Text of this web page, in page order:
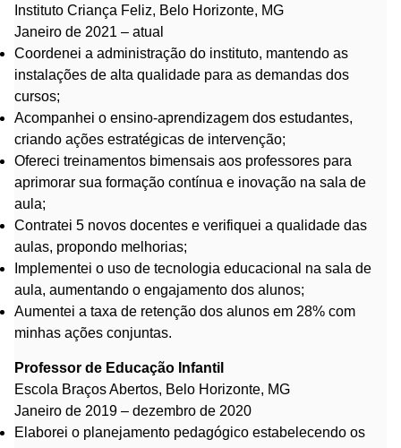
Instituto Criança Feliz, Belo Horizonte, MG
Janeiro de 2021 – atual
Coordenei a administração do instituto, mantendo as
instalações de alta qualidade para as demandas dos
cursos;
Acompanhei o ensino-aprendizagem dos estudantes,
criando ações estratégicas de intervenção;
Ofereci treinamentos bimensais aos professores para
aprimorar sua formação contínua e inovação na sala de
aula;
Contratei 5 novos docentes e verifiquei a qualidade das
aulas, propondo melhorias;
Implementei o uso de tecnologia educacional na sala de
aula, aumentando o engajamento dos alunos;
Aumentei a taxa de retenção dos alunos em 28% com
minhas ações conjuntas.
Professor de Educação Infantil
Escola Braços Abertos, Belo Horizonte, MG
Janeiro de 2019 – dezembro de 2020
Elaborei o planejamento pedagógico estabelecendo os